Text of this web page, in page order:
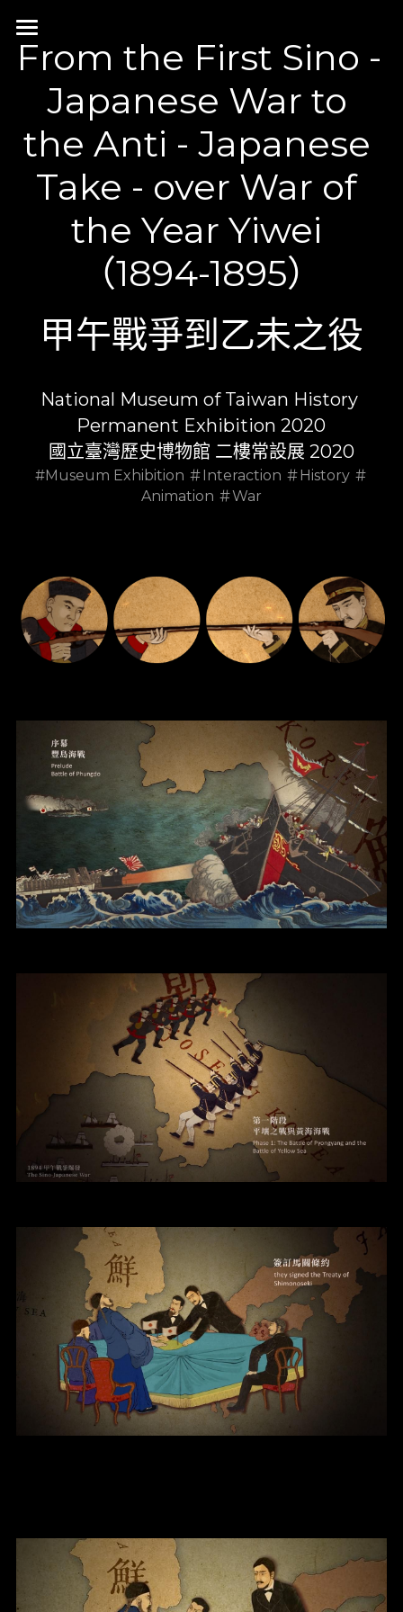
NeonGalaxy Design
Our Work
Motion
Interaction
Category
Neon Side projects
國立臺灣歷史博物館
國立故宮博物院
國立臺灣科學教育館
國立臺灣大學校史館
From the First Sino -
Japanese War to
the Anti - Japanese
Take - over War of
the Year Yiwei
（1894-1895）
甲午戰爭到乙未之役
National Museum of Taiwan History
Permanent Exhibition 2020
國立臺灣歷史博物館 二樓常設展 2020
#Museum Exhibition ＃Interaction ＃History ＃
Animation ＃War